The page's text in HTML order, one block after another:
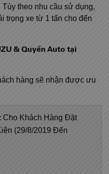
theo nhu cầu sử dụng,
trọng xe từ 1 tấn cho đến
& Quyền Auto tại
hàng sẽ nhận được ưu
Cho Khách Hàng Đặt
(29/8/2019 Đến